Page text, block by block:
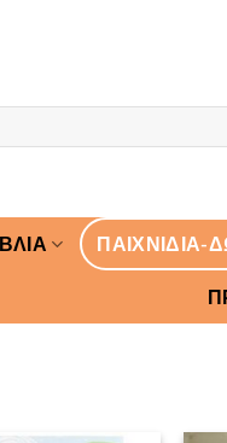
ΠΑΙΧΝΙΔΙΑ-